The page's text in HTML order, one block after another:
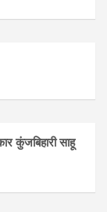
कुंजबिहारी साहू